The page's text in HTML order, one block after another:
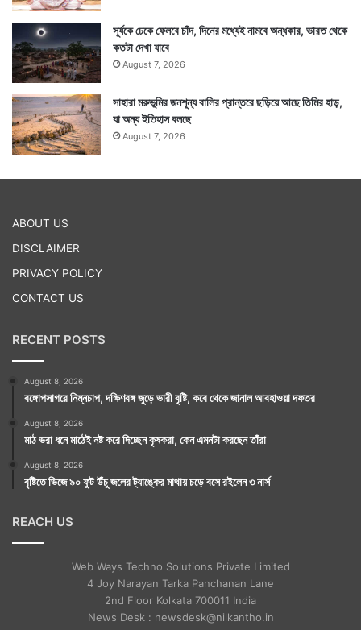
সূর্যকে ঢেকে ফেলবে চাঁদ, দিনের মধ্যেই নামবে অন্ধকার, ভারত থেকে
কতটা দেখা যাবে
August 7, 2026
সাহারা মরুভূমির জনশূন্য বালির প্রান্তরে ছড়িয়ে আছে তিমির হাড়,
যা অন্য ইতিহাস বলছে
August 7, 2026
ABOUT US
DISCLAIMER
PRIVACY POLICY
CONTACT US
RECENT POSTS
August 8, 2026
বঙ্গোপসাগরে নিম্নচাপ, দক্ষিণবঙ্গ জুড়ে ভারী বৃষ্টি, কবে থেকে জানাল আবহাওয়া দফতর
August 8, 2026
মাঠ ভরা ধনে মাঠেই নষ্ট করে দিচ্ছেন কৃষকরা, কেন এমনটা করছেন তাঁরা
August 8, 2026
বৃষ্টিতে ভিজে ৯০ ফুট উঁচু জলের ট্যাঙ্কের মাথায় চড়ে বসে রইলেন ৩ নার্স
REACH US
Web Ways Techno Solutions Private Limited
4 Joy Narayan Tarka Panchanan Lane
2nd Floor Kolkata 700011 India
News Desk : newsdesk@nilkantho.in